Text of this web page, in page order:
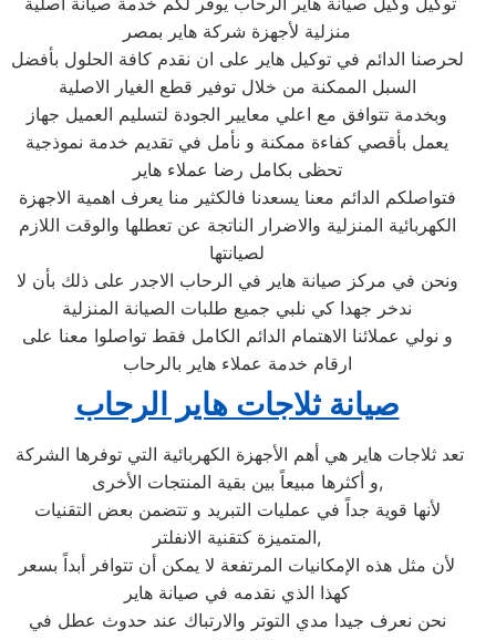
منزلية لأجهزة شركة هاير بمصر
لحرصنا الدائم في توكيل هاير على ان نقدم كافة الحلول بأفضل
السبل الممكنة من خلال توفير قطع الغيار الاصلية
وبخدمة تتوافق مع اعلي معايير الجودة لتسليم العميل جهاز
يعمل بأقصي كفاءة ممكنة و نأمل في تقديم خدمة نموذجية
تحظى بكامل رضا عملاء هاير
فتواصلكم الدائم معنا يسعدنا فالكثير منا يعرف اهمية الاجهزة
الكهربائية المنزلية والاضرار الناتجة عن تعطلها والوقت اللازم
لصيانتها
ونحن في مركز صيانة هاير في الرحاب الاجدر على ذلك بأن لا
ندخر جهدا كي نلبي جميع طلبات الصيانة المنزلية
و نولي عملائنا الاهتمام الدائم الكامل فقط تواصلوا معنا على
ارقام خدمة عملاء هاير بالرحاب
صيانة ثلاجات هاير الرحاب
و أكثرها مبيعاً بين بقية المنتجات الأخرى,
لأنها قوية جداً في عمليات التبريد و تتضمن بعض التقنيات
المتميزة كتقنية الانفلتر,
لأن مثل هذه الإمكانيات المرتفعة لا يمكن أن تتوافر أبداً بسعر
كهذا الذي نقدمه في صيانة هاير
نحن نعرف جيدا مدي التوتر والارتباك عند حدوث عطل في